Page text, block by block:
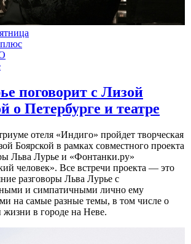
поговорит с Лизой
о Петербурге и театре
отеля «Индиго» пройдет творческая
Боярской в рамках совместного проекта
Льва Лурье и «Фонтанки.ру»
человек». Все встречи проекта — это
разговоры Льва Лурье с
и симпатичными лично ему
на самые разные темы, в том числе о
жизни в городе на Неве.